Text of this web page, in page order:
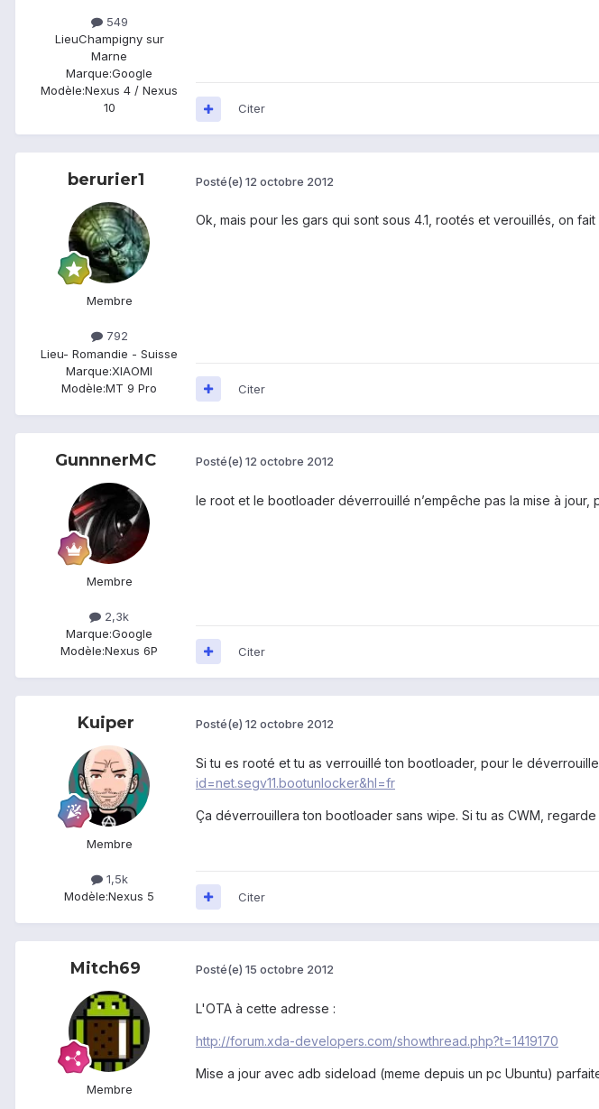
549
LieuChampigny sur
Marne
Marque:Google
Modèle:Nexus 4 / Nexus
10
Citer
berurier1
Membre
792
Lieu- Romandie - Suisse
Marque:XIAOMI
Modèle:MT 9 Pro
Posté(e) 12 octobre 2012
Ok, mais pour les gars qui sont sous 4.1, rootés et verouillés, on fait
Citer
GunnnerMC
Membre
2,3k
Marque:Google
Modèle:Nexus 6P
Posté(e) 12 octobre 2012
le root et le bootloader déverrouillé n’empêche pas la mise à
Citer
Kuiper
Membre
1,5k
Modèle:Nexus 5
Posté(e) 12 octobre 2012
Si tu es rooté et tu as verrouillé ton bootloader, pour le
id=net.segv11.bootunlocker&hl=fr
Ça déverrouillera ton bootloader sans wipe. Si tu as CWM,
Citer
Mitch69
Membre
Posté(e) 15 octobre 2012
L'OTA à cette adresse :
http://forum.xda-developers.com/showthread.php?t=1419170
Mise a jour avec adb sideload (meme depuis un pc Ubuntu)